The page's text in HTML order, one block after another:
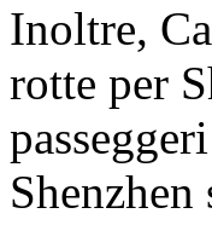
Inoltre,
rotte per